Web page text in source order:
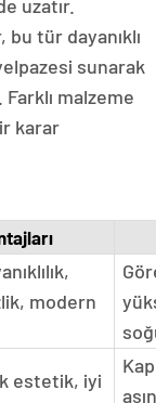
uzatır.
tür dayanıklı
sunarak
malzeme
karar
modern
estetik, iyi